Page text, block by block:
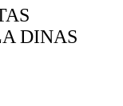
DINAS